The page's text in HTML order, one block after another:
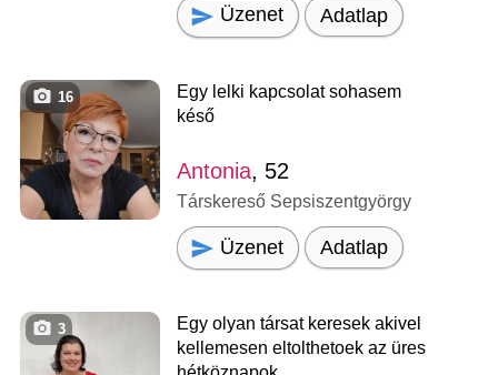
Üzenet Adatlap
16
Egy lelki kapcsolat sohasem
késő
Antonia, 52
Társkereső Sepsiszentgyörgy
Üzenet Adatlap
3
Egy olyan társat keresek akivel
kellemesen eltolthetoek az üres